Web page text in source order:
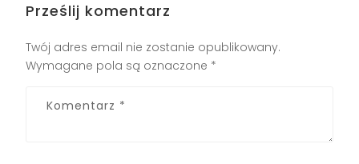
Prześlij komentarz
Twój adres email nie zostanie opublikowany.
Wymagane pola są oznaczone *